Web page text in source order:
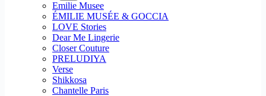
Emilie Musee
ÉMILIE MUSÉE & GOCCIA
LOVE Stories
Dear Me Lingerie
Closer Couture
PRELUDIYA
Verse
Shikkosa
Chantelle Paris